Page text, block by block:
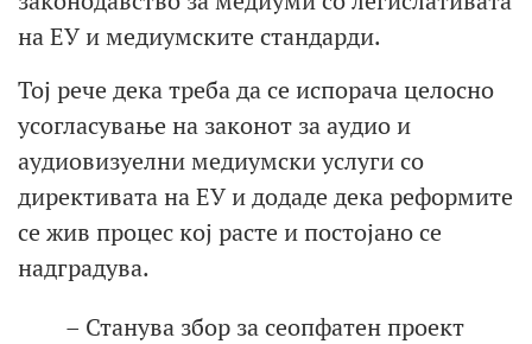
на ЕУ и медиумските стандарди.
Тој рече дека треба да се испорача целосно
усогласување на законот за аудио и
аудиовизуелни медиумски услуги со
директивата на ЕУ и додаде дека реформите
се жив процес кој расте и постојано се
надградува.
– Станува збор за сеопфатен проект